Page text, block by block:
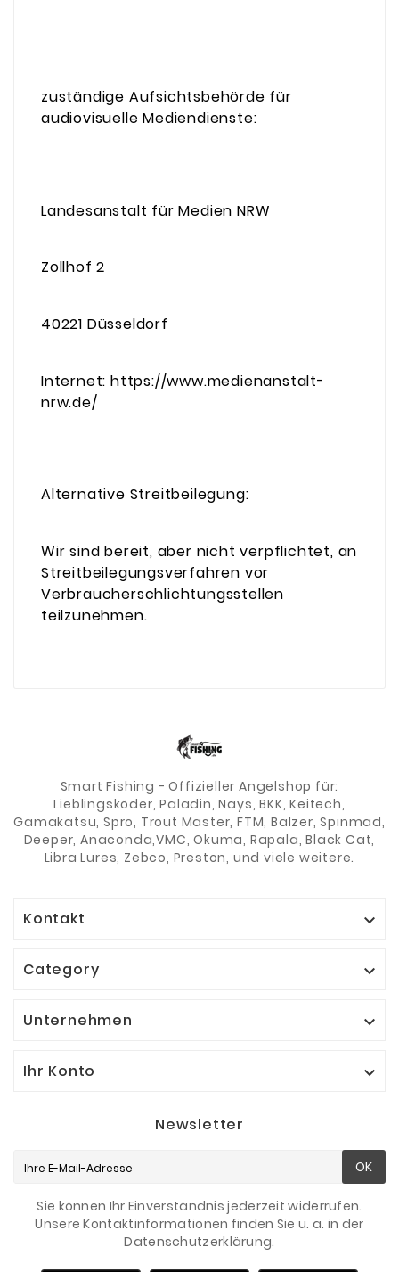
zuständige Aufsichtsbehörde für
audiovisuelle Mediendienste:
Landesanstalt für Medien NRW
Zollhof 2
40221 Düsseldorf
Internet: https://www.medienanstalt-
nrw.de/
Alternative Streitbeilegung:
Wir sind bereit, aber nicht verpflichtet, an
Streitbeilegungsverfahren vor
Verbraucherschlichtungsstellen
teilzunehmen.
Smart Fishing - Offizieller Angelshop für:
Lieblingsköder, Paladin, Nays, BKK, Keitech,
Gamakatsu, Spro, Trout Master, FTM, Balzer, Spinmad,
Deeper, Anaconda,VMC, Okuma, Rapala, Black Cat,
Libra Lures, Zebco, Preston, und viele weitere.
Kontakt 
Category 
Unternehmen 
Ihr Konto 
Newsletter
OK
Sie können Ihr Einverständnis jederzeit widerrufen.
Unsere Kontaktinformationen finden Sie u. a. in der
Datenschutzerklärung.